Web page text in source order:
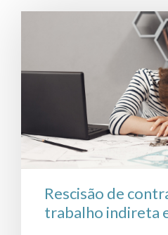
Rescisão de
trabalho indireta